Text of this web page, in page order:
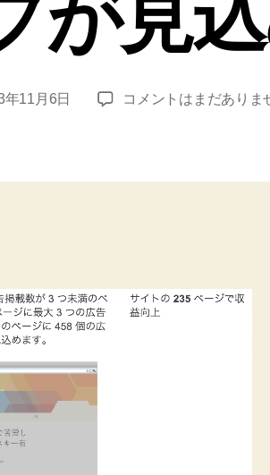
が見
年11月6日
★
に
追
加
コメントはまだありま